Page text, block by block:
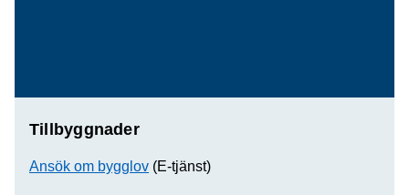
Tillbyggnader
Ansök om bygglov (E-tjänst)